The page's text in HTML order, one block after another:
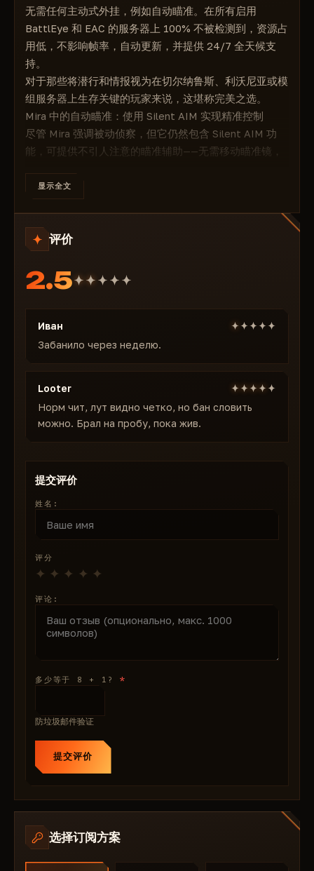
无需任何主动式外挂，例如自动瞄准。在所有启用
BattlEye 和 EAC 的服务器上 100% 不被检测到，资源占
用低，不影响帧率，自动更新，并提供 24/7 全天候支
持。
对于那些将潜行和情报视为在切尔纳鲁斯、利沃尼亚或模
组服务器上生存关键的玩家来说，这堪称完美之选。
Mira 中的自动瞄准：使用 Silent AIM 实现精准控制
尽管 Mira 强调被动侦察，但它仍然包含 Silent AIM 功
能，可提供不引人注意的瞄准辅助——无需移动瞄准镜，
适应您的风格，确保最大程度的安全。
🔧 瞄准快捷键：设置自定义按键，快速开启/关闭瞄准功
能
📏 距离：设置瞄准操作的最大距离，避免远距离误触发
高级透视（ESP）——战场全景
Mira 的核心是全方位透视功能，可以透过墙壁、雾气和
障碍物显示周围的一切。
从威胁到资源：追踪位置、规划路线，并使用可自定义的
筛选器避开伏击，实现完美定制。
🧟 僵尸：显示僵尸类型、分组和距离，用于评估威胁。
🐾 动物：显示动物位置和状态，用于狩猎或避开。
💀 车体：显示尸体上的战利品，用于快速收集。
🏘 位置：显示城市和军事基地的标记，用于战略规划。
🎨 自定义：可自定义玩家、僵尸和物体的颜色和透明
度。
带有手动筛选器的战利品透视——智能刷怪，告别冗余。
Mira 将战利品搜索变成一个点操作：它会显示所有战利
注于有价值的物品，忽略垃圾，节省生存时间。
🔫 武器：武器类型、口径和状态
🛡️ 护甲和服装：装备的防护等级和颜色
💊 药品和消耗品：稀有度和生命值效果
🍲 食物：营养价值和新鲜度，助你保持强壮
“NVG”），查找目标药品
📊 类别：食物、武器、工具、护甲、服装、消耗品、药
品 — 带有显示/隐藏触发器
内置雷达与通过实时显示关键要素实现ESP。结合保持阵
🗺 2D/3D 雷达：显示玩家、僵尸和载具的位置及方向
📍 保存任意位置：标记重要地点以便返回
显示全文
评价
2.5
Иван
Забанило через неделю.
Looter
Норм чит, лут видно четко, но бан словить
можно. Брал на пробу, пока жив.
提交评价
姓名:
评分
评论:
多少等于 8 + 1?*
防垃圾邮件验证
提交评价
选择订阅方案